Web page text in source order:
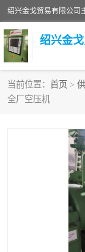
绍兴金
当前位置： 首页 >
全厂空压机
二手空压机
超级冷却剂
美国寿力空压
英格索兰